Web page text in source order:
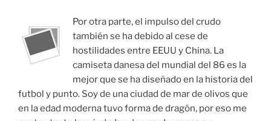
Por otra parte, el impulso del crudo
también se ha debido al cese de
hostilidades entre EEUU y China. La
camiseta danesa del mundial del 86 es la
mejor que se ha diseñado en la historia del
futbol y punto. Soy de una ciudad de mar de olivos que
en la edad moderna tuvo forma de dragón, por eso me